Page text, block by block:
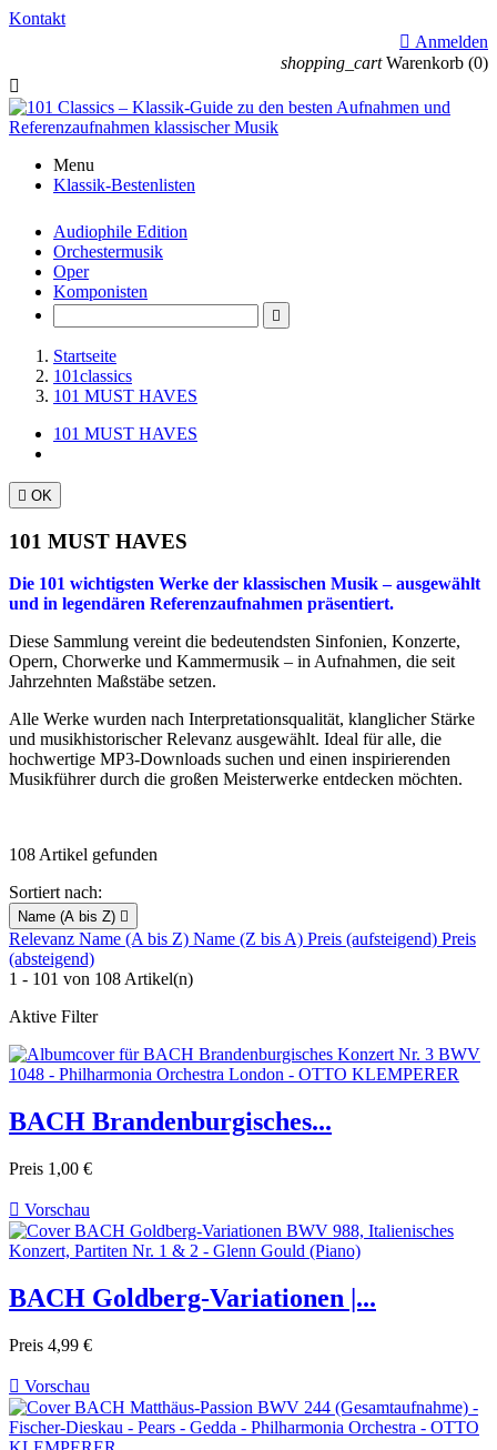
Kontakt
 Anmelden
shopping_cart Warenkorb (0)

Menu
Klassik-Bestenlisten
Audiophile Edition
Orchestermusik
Oper
Komponisten

Startseite
101classics
101 MUST HAVES
101 MUST HAVES
 OK
101 MUST HAVES
Die 101 wichtigsten Werke der klassischen Musik – ausgewählt
und in legendären Referenzaufnahmen präsentiert.
Diese Sammlung vereint die bedeutendsten Sinfonien, Konzerte,
Opern, Chorwerke und Kammermusik – in Aufnahmen, die seit
Jahrzehnten Maßstäbe setzen.
Alle Werke wurden nach Interpretationsqualität, klanglicher Stärke
und musikhistorischer Relevanz ausgewählt. Ideal für alle, die
hochwertige MP3-Downloads suchen und einen inspirierenden
Musikführer durch die großen Meisterwerke entdecken möchten.
108 Artikel gefunden
Sortiert nach:
Name (A bis Z) 
Relevanz Name (A bis Z) Name (Z bis A) Preis (aufsteigend) Preis
(absteigend)
1 - 101 von 108 Artikel(n)
Aktive Filter
BACH Brandenburgisches...
Preis 1,00 €
 Vorschau
BACH Goldberg-Variationen |...
Preis 4,99 €
 Vorschau